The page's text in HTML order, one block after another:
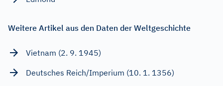
Weitere Artikel aus den Daten der Weltgeschichte
Vietnam (2. 9. 1945)
Deutsches Reich/Imperium (10. 1. 1356)